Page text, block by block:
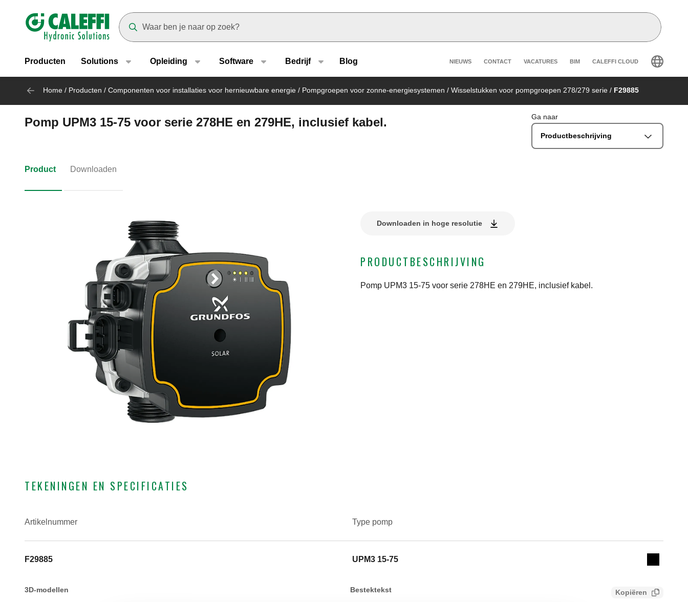
Header main navigation
Producten Solutions Opleiding Software Bedrijf Blog Header secondary navigation
NIEUWS CONTACT VACATURES BIM CALEFFI CLOUD
Home / Producten / Componenten voor installaties voor hernieuwbare energie / Pompgroepen voor zonne-energiesystemen / Wisselstukken voor pompgroepen 278/279 serie / F29885
Pomp UPM3 15-75 voor serie 278HE en 279HE, inclusief kabel. Ga naar
Productbeschrijving
Product Downloaden
Downloaden in hoge resolutie
PRODUCTBESCHRIJVING
Pomp UPM3 15-75 voor serie 278HE en 279HE, inclusief kabel.
TEKENINGEN EN SPECIFICATIES
Artikelnummer
Type pomp
F29885 UPM3 15-75
Collapse
3D-modellen Bestektekst Kopiëren